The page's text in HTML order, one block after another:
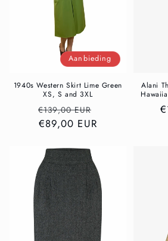
Aanbieding
1940s Western Skirt Lime Green
XS, S and 3XL
Normale
prijs
€139,00 EUR
€89,00 EUR
Alani